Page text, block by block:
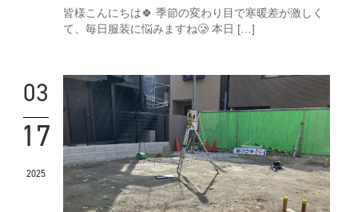
皆様こんにちは🍀 季節の変わり目で寒暖差が激しく
て、毎日服装に悩みますね🥲 本日 […]
03
17
2025